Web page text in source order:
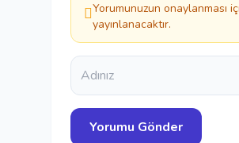
Yorumunuzun onaylanması
yayınlanacaktır.